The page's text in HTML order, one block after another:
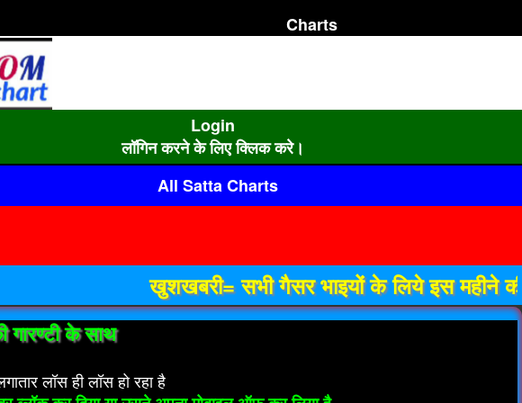
Charts
Login
लॉगिन करने के लिए क्लिक करे।
All Satta Charts
खुशखबरी= सभी गैसर भाइयों के लिये इस महीने की
के साथ
लॉस ही लॉस हो रहा है